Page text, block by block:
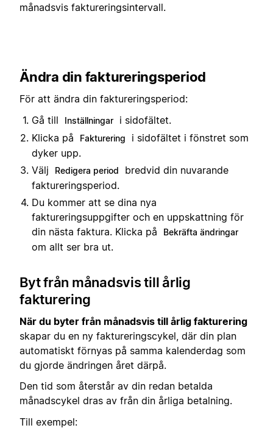
månadsvis faktureringsintervall.
Ändra din faktureringsperiod
För att ändra din faktureringsperiod:
Gå till
Inställningar
i sidofältet.
Klicka på
Fakturering
i sidofältet i fönstret som
dyker upp.
Välj
Redigera period
bredvid din nuvarande
faktureringsperiod.
Du kommer att se dina nya
faktureringsuppgifter och en uppskattning för
din nästa faktura. Klicka på
Bekräfta ändringar
om allt ser bra ut.
Byt från månadsvis till årlig
fakturering
När du byter från månadsvis till årlig fakturering
skapar du en ny faktureringscykel, där din plan
automatiskt förnyas på samma kalenderdag som
du gjorde ändringen året därpå.
Den tid som återstår av din redan betalda
månadscykel dras av från din årliga betalning.
Till exempel: